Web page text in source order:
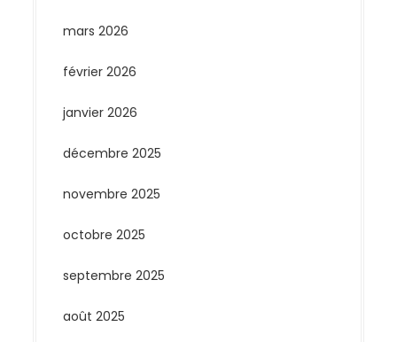
mars 2026
février 2026
janvier 2026
décembre 2025
novembre 2025
octobre 2025
septembre 2025
août 2025